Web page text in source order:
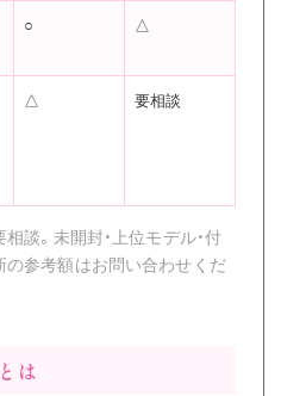
○ △
△ 要相談
。未開封・上位モデル・付
の参考額はお問い合わせくだ
は